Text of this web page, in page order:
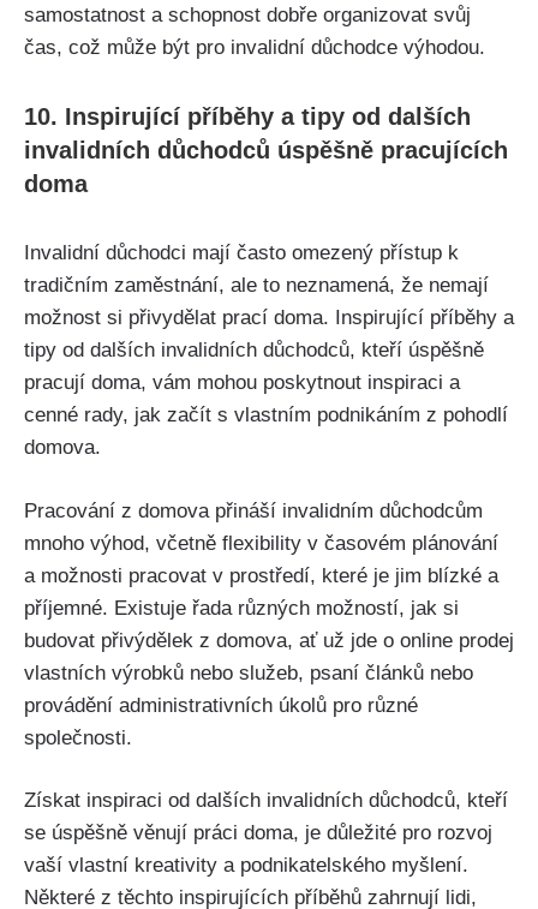
samostatnost a schopnost dobře organizovat svůj
čas, což může být pro invalidní důchodce výhodou.
10. Inspirující příběhy a tipy od dalších
invalidních důchodců úspěšně pracujících
doma
Invalidní důchodci mají často omezený přístup k
tradičním zaměstnání, ale to neznamená, že nemají
možnost si přivydělat prací doma. Inspirující příběhy a
tipy od dalších invalidních důchodců, kteří úspěšně
pracují doma, vám mohou poskytnout inspiraci a
cenné rady, jak začít s vlastním podnikáním z pohodlí
domova.
Pracování z domova přináší invalidním důchodcům
mnoho výhod, včetně flexibility v časovém plánování
a možnosti pracovat v prostředí, které je jim blízké a
příjemné. Existuje řada různých možností, jak si
budovat přivýdělek z domova, ať už jde o online prodej
vlastních výrobků nebo služeb, psaní článků nebo
provádění administrativních úkolů pro různé
společnosti.
Získat inspiraci od dalších invalidních důchodců, kteří
se úspěšně věnují práci doma, je důležité pro rozvoj
vaší vlastní kreativity a podnikatelského myšlení.
Některé z těchto inspirujících příběhů zahrnují lidi,